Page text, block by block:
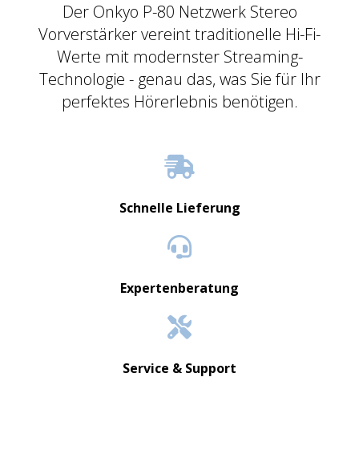
Der Onkyo P-80 Netzwerk Stereo
Vorverstärker vereint traditionelle Hi-Fi-
Werte mit modernster Streaming-
Technologie - genau das, was Sie für Ihr
perfektes Hörerlebnis benötigen.
Schnelle Lieferung
Expertenberatung
Service & Support